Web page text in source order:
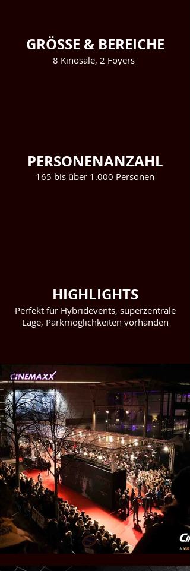
GRÖSSE & BEREICHE
8 Kinosäle, 2 Foyers
165 bis über 1.000 Personen
PERSONENANZAHL
HIGHLIGHTS
Perfekt für Hybridevents, superzentrale
Lage, Parkmöglichkeiten vorhanden